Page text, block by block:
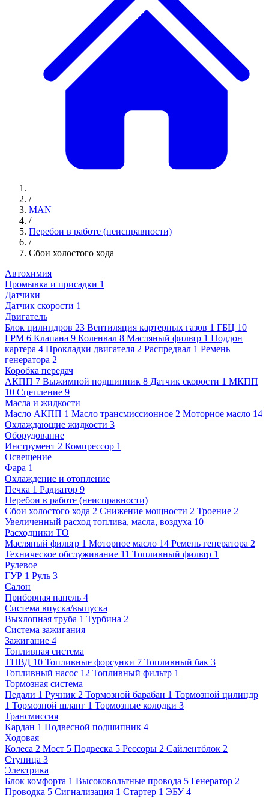
/
MAN
/
Перебои в работе (неисправности)
/
Сбои холостого хода
Автохимия
Промывка и присадки 1
Датчики
Датчик скорости 1
Двигатель
Блок цилиндров 23 Вентиляция картерных газов 1 ГБЦ 10
ГРМ 6 Клапана 9 Коленвал 8 Масляный фильтр 1 Поддон
картера 4 Прокладки двигателя 2 Распредвал 1 Ремень
генератора 2
Коробка передач
АКПП 7 Выжимной подшипник 8 Датчик скорости 1 МКПП
10 Сцепление 9
Масла и жидкости
Масло АКПП 1 Масло трансмиссионное 2 Моторное масло 14
Охлаждающие жидкости 3
Оборудование
Инструмент 2 Компрессор 1
Освещение
Фара 1
Охлаждение и отопление
Печка 1 Радиатор 9
Перебои в работе (неисправности)
Сбои холостого хода 2 Снижение мощности 2 Троение 2
Увеличенный расход топлива, масла, воздуха 10
Расходники ТО
Масляный фильтр 1 Моторное масло 14 Ремень генератора 2
Техническое обслуживание 11 Топливный фильтр 1
Рулевое
ГУР 1 Руль 3
Салон
Приборная панель 4
Система впуска/выпуска
Выхлопная труба 1 Турбина 2
Система зажигания
Зажигание 4
Топливная система
ТНВД 10 Топливные форсунки 7 Топливный бак 3
Топливный насос 12 Топливный фильтр 1
Тормозная система
Педали 1 Ручник 2 Тормозной барабан 1 Тормозной цилиндр
1 Тормозной шланг 1 Тормозные колодки 3
Трансмиссия
Кардан 1 Подвесной подшипник 4
Ходовая
Колеса 2 Мост 5 Подвеска 5 Рессоры 2 Сайлентблок 2
Ступица 3
Электрика
Блок комфорта 1 Высоковольтные провода 5 Генератор 2
Проводка 5 Сигнализация 1 Стартер 1 ЭБУ 4